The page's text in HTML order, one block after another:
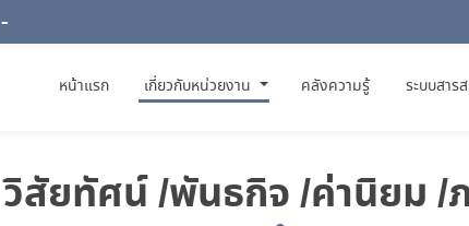
-
หน้าแรก(CURRENT)
เกี่ยวกับหน่วยงาน คลังความรู้ ระบบสาร
วิสัยทัศน์ /พันธกิจ /ค่านิยม /